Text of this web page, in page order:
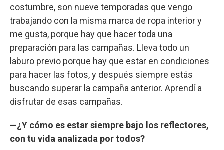
costumbre, son nueve temporadas que vengo
trabajando con la misma marca de ropa interior y
me gusta, porque hay que hacer toda una
preparación para las campañas. Lleva todo un
laburo previo porque hay que estar en condiciones
para hacer las fotos, y después siempre estás
buscando superar la campaña anterior. Aprendí a
disfrutar de esas campañas.
—¿Y cómo es estar siempre bajo los reflectores,
con tu vida analizada por todos?